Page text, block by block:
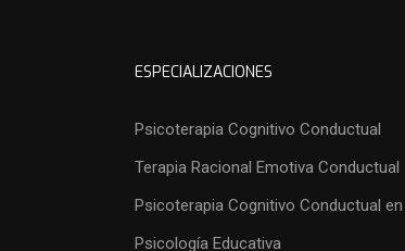
ESPECIALIZACIONES
Psicoterapia Cognitivo Conductual
Terapia Racional Emotiva Conductual
Psicoterapia Cognitivo Conductual
Psicología Educativa